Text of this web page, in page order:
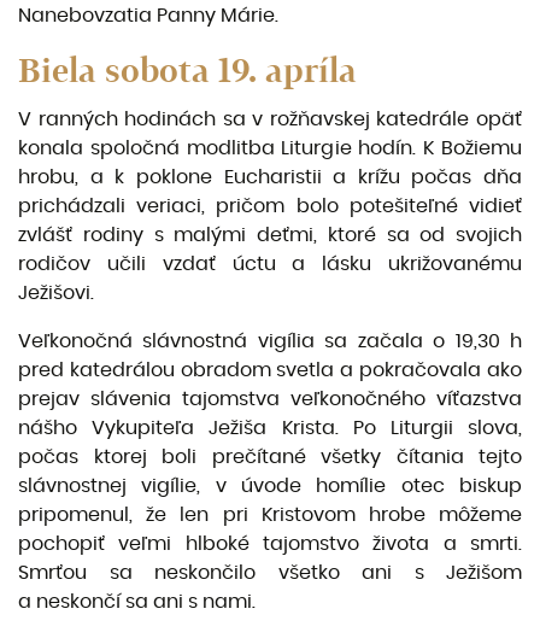
Nanebovzatia Panny Márie.
Biela sobota 19. apríla
V ranných hodinách sa v rožňavskej katedrále opäť
konala spoločná modlitba Liturgie hodín. K Božiemu
hrobu, a k poklone Eucharistii a krížu počas dňa
prichádzali veriaci, pričom bolo potešiteľné vidieť
zvlášť rodiny s malými deťmi, ktoré sa od svojich
rodičov učili vzdať úctu a lásku ukrižovanému
Ježišovi.
Veľkonočná slávnostná vigília sa začala o 19,30 h
pred katedrálou obradom svetla a pokračovala ako
prejav slávenia tajomstva veľkonočného víťazstva
nášho Vykupiteľa Ježiša Krista. Po Liturgii slova,
počas ktorej boli prečítané všetky čítania tejto
slávnostnej vigílie, v úvode homílie otec biskup
pripomenul, že len pri Kristovom hrobe môžeme
pochopiť veľmi hlboké tajomstvo života a smrti.
Smrťou sa neskončilo všetko ani s Ježišom
a neskončí sa ani s nami.